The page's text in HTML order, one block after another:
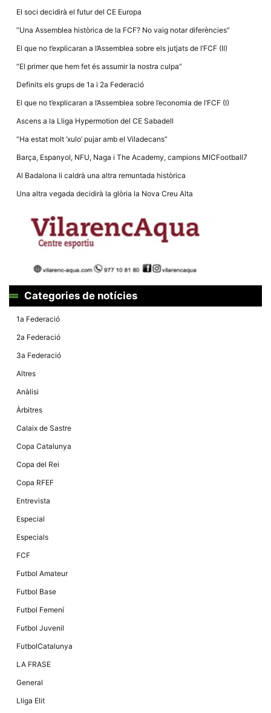
El soci decidirà el futur del CE Europa
“Una Assemblea històrica de la FCF? No vaig notar diferències”
El que no t’explicaran a l’Assemblea sobre els jutjats de l’FCF (II)
“El primer que hem fet és assumir la nostra culpa”
Definits els grups de 1a i 2a Federació
El que no t’explicaran a l’Assemblea sobre l’economia de l’FCF (I)
Ascens a la Lliga Hypermotion del CE Sabadell
“Ha estat molt ‘xulo’ pujar amb el Viladecans”
Barça, Espanyol, NFU, Naga i The Academy, campions MICFootball7
Al Badalona li caldrà una altra remuntada històrica
Una altra vegada decidirà la glòria la Nova Creu Alta
Categories de notícies
1a Federació
2a Federació
3a Federació
Altres
Anàlisi
Àrbitres
Calaix de Sastre
Copa Catalunya
Copa del Rei
Copa RFEF
Entrevista
Especial
Especials
FCF
Futbol Amateur
Futbol Base
Futbol Femení
Futbol Juvenil
FutbolCatalunya
LA FRASE
General
Lliga Elit